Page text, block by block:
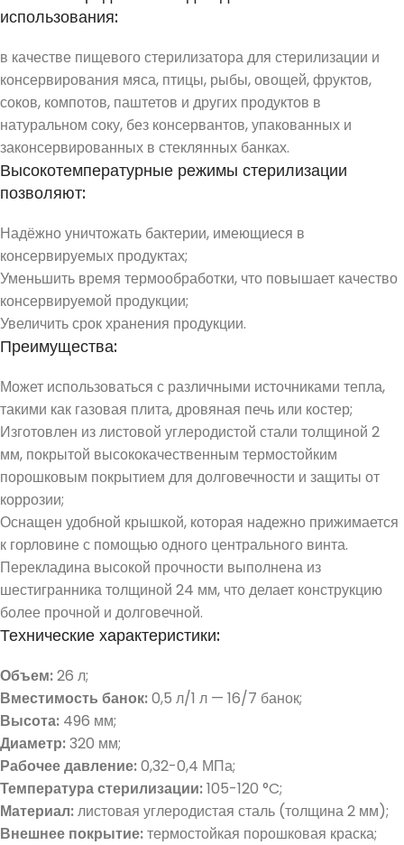
использования:
в качестве пищевого стерилизатора для стерилизации и
консервирования мяса, птицы, рыбы, овощей, фруктов,
соков, компотов, паштетов и других продуктов в
натуральном соку, без консервантов, упакованных и
законсервированных в стеклянных банках.
Высокотемпературные режимы стерилизации
позволяют:
Надёжно уничтожать бактерии, имеющиеся в
консервируемых продуктах;
Уменьшить время термообработки, что повышает качество
консервируемой продукции;
Увеличить срок хранения продукции.
Преимущества:
Может использоваться с различными источниками тепла,
такими как газовая плита, дровяная печь или костер;
Изготовлен из листовой углеродистой стали толщиной 2
мм, покрытой высококачественным термостойким
порошковым покрытием для долговечности и защиты от
коррозии;
Оснащен удобной крышкой, которая надежно прижимается
к горловине с помощью одного центрального винта.
Перекладина высокой прочности выполнена из
шестигранника толщиной 24 мм, что делает конструкцию
более прочной и долговечной.
Технические характеристики:
Объем:26 л;
Вместимость банок:0,5 л/1 л — 16/7 банок;
Высота: 496 мм;
Диаметр:320 мм;
Рабочее давление:0,32-0,4 МПа;
Температура стерилизации:105-120 °C;
Материал:листовая углеродистая сталь (толщина 2 мм);
Внешнее покрытие:термостойкая порошковая краска;